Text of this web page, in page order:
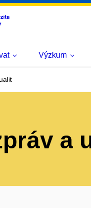
Výzkum
a